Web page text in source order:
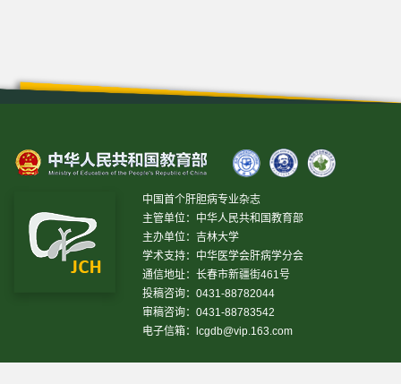
中国首个肝胆病专业杂志
主管单位：中华人民共和国教育部
主办单位：吉林大学
学术支持：中华医学会肝病学分会
通信地址：长春市新疆街461号
投稿咨询：0431-88782044
审稿咨询：0431-88783542
电子信箱：
lcgdb@vip.163.com